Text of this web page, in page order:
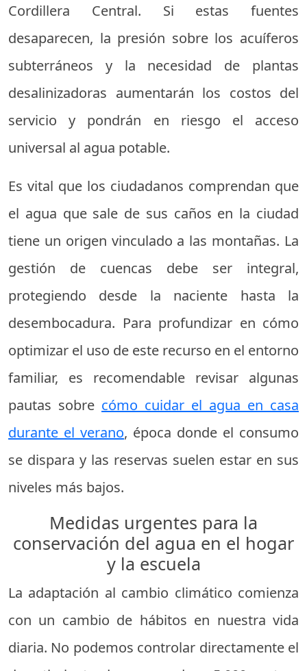
Cordillera Central. Si estas fuentes
desaparecen, la presión sobre los acuíferos
subterráneos y la necesidad de plantas
desalinizadoras aumentarán los costos del
servicio y pondrán en riesgo el acceso
universal al agua potable.
Es vital que los ciudadanos comprendan que
el agua que sale de sus caños en la ciudad
tiene un origen vinculado a las montañas. La
gestión de cuencas debe ser integral,
protegiendo desde la naciente hasta la
desembocadura. Para profundizar en cómo
optimizar el uso de este recurso en el entorno
familiar, es recomendable revisar algunas
pautas sobre cómo cuidar el agua en casa
durante el verano, época donde el consumo
se dispara y las reservas suelen estar en sus
niveles más bajos.
Medidas urgentes para la
conservación del agua en el hogar
y la escuela
La adaptación al cambio climático comienza
con un cambio de hábitos en nuestra vida
diaria. No podemos controlar directamente el